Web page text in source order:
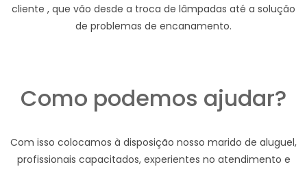
cliente , que vão desde a troca de lâmpadas até a solução
de problemas de encanamento.
Como podemos ajudar?
Com isso colocamos à disposição nosso marido de aluguel,
profissionais capacitados, experientes no atendimento e